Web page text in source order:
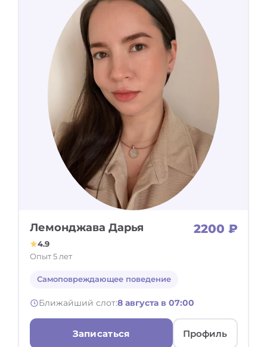
Лемонджава Дарья 2200 ₽
4.9
Опыт 5 лет
Самоповреждающее поведение
Ближайший слот:8 августа в 07:00
Записаться Профиль